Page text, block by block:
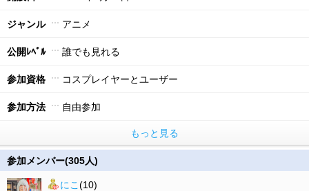
ジャンル アニメ
公開ﾚﾍﾞﾙ 誰でも見れる
参加資格 コスプレイヤーとユーザー
参加方法 自由参加
もっと見る
参加メンバー(305人)
にこ (10)